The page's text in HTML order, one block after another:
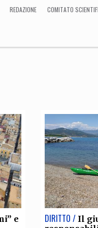
REDAZIONE COMITATO
Musica,
e
DIRITTO / Il